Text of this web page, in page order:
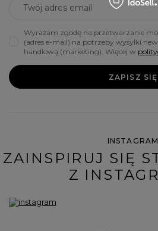
Twój adres email
Wyrażam zgodę na przetwarzanie
(adres e-mail) na potrzeby wysyłki
handlową (marketing). Więcej w
ZAPISZ SIĘ
INSTAGRAM
ZAINSPIRUJ SIĘ
Z